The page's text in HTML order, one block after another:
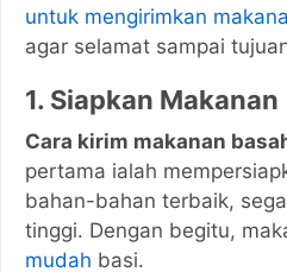
untuk mengirimkan
agar selamat sampai
1. Siapkan Makanan
Cara kirim makanan
pertama ialah
bahan-bahan terbaik,
tinggi. Dengan begitu,
mudah basi.